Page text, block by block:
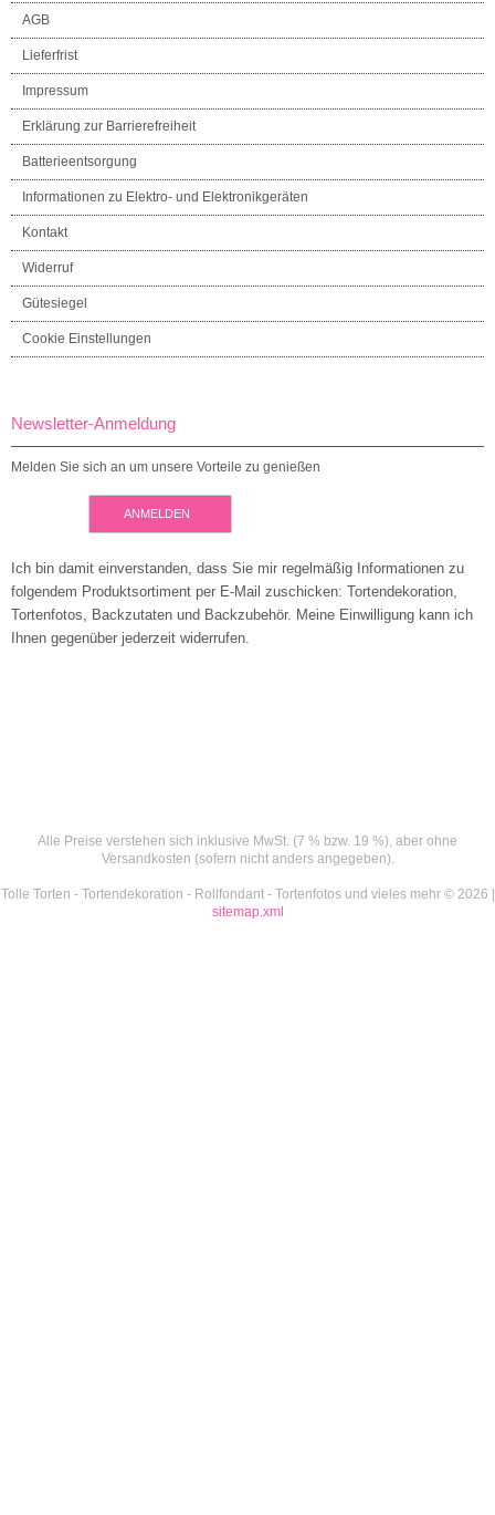
AGB
Lieferfrist
Impressum
Erklärung zur Barrierefreiheit
Batterieentsorgung
Informationen zu Elektro- und Elektronikgeräten
Kontakt
Widerruf
Gütesiegel
Cookie Einstellungen
Newsletter-Anmeldung
Melden Sie sich an um unsere Vorteile zu genießen
ANMELDEN
Ich bin damit einverstanden, dass Sie mir regelmäßig Informationen zu
folgendem Produktsortiment per E-Mail zuschicken: Tortendekoration,
Tortenfotos, Backzutaten und Backzubehör. Meine Einwilligung kann ich
Ihnen gegenüber jederzeit widerrufen.
Alle Preise verstehen sich inklusive MwSt. (7 % bzw. 19 %), aber ohne
Versandkosten (sofern nicht anders angegeben).
Tolle Torten - Tortendekoration - Rollfondant - Tortenfotos und vieles mehr © 2026 |
sitemap.xml